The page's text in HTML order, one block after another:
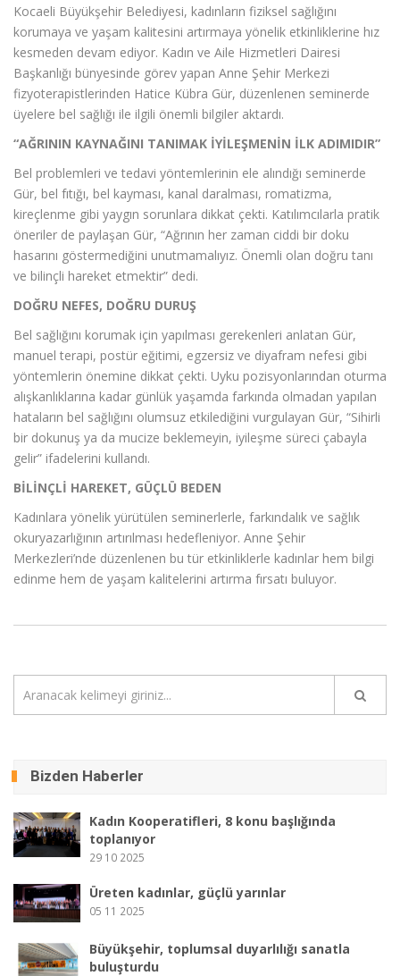
Kocaeli Büyükşehir Belediyesi, kadınların fiziksel sağlığını
korumaya ve yaşam kalitesini artırmaya yönelik etkinliklerine hız
kesmeden devam ediyor. Kadın ve Aile Hizmetleri Dairesi
Başkanlığı bünyesinde görev yapan Anne Şehir Merkezi
fizyoterapistlerinden Hatice Kübra Gür, düzenlenen seminerde
üyelere bel sağlığı ile ilgili önemli bilgiler aktardı.
“AĞRININ KAYNAĞINI TANIMAK İYİLEŞMENİN İLK ADIMIDIR”
Bel problemleri ve tedavi yöntemlerinin ele alındığı seminerde
Gür, bel fıtığı, bel kayması, kanal daralması, romatizma,
kireçlenme gibi yaygın sorunlara dikkat çekti. Katılımcılarla pratik
öneriler de paylaşan Gür, “Ağrının her zaman ciddi bir doku
hasarını göstermediğini unutmamalıyız. Önemli olan doğru tanı
ve bilinçli hareket etmektir” dedi.
DOĞRU NEFES, DOĞRU DURUŞ
Bel sağlığını korumak için yapılması gerekenleri anlatan Gür,
manuel terapi, postür eğitimi, egzersiz ve diyafram nefesi gibi
yöntemlerin önemine dikkat çekti. Uyku pozisyonlarından oturma
alışkanlıklarına kadar günlük yaşamda farkında olmadan yapılan
hataların bel sağlığını olumsuz etkilediğini vurgulayan Gür, “Sihirli
bir dokunuş ya da mucize beklemeyin, iyileşme süreci çabayla
gelir” ifadelerini kullandı.
BİLİNÇLİ HAREKET, GÜÇLÜ BEDEN
Kadınlara yönelik yürütülen seminerlerle, farkındalık ve sağlık
okuryazarlığının artırılması hedefleniyor. Anne Şehir
Merkezleri’nde düzenlenen bu tür etkinliklerle kadınlar hem bilgi
edinme hem de yaşam kalitelerini artırma fırsatı buluyor.
Bizden Haberler
Kadın Kooperatifleri, 8 konu başlığında
toplanıyor
29 10 2025
Üreten kadınlar, güçlü yarınlar
05 11 2025
Büyükşehir, toplumsal duyarlılığı sanatla
buluşturdu